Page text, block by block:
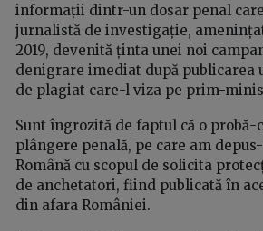
informații dintr-un dosar penal
jurnalistă de investigație,
2019, devenită ținta unei noi
denigrare imediat după publicarea
de plagiat care-l viza pe prim-
Sunt îngrozită de faptul că o
plângere penală, pe care am
Română cu scopul de solicita
de anchetatori, fiind publicată în
din afara României.